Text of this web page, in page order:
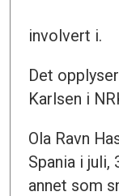
involvert i.
Det
Karlsen i
Ola Ravn
Spania i juli,
annet som